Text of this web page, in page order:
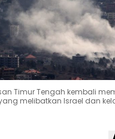
Timur Tengah kembali
melibatkan Israel dan